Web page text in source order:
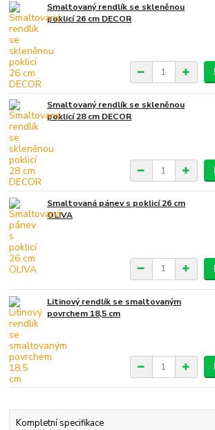
Smaltovaný rendlík se skleněnou
poklicí 26 cm DECOR
Smaltovaný rendlík se skleněnou
poklicí 28 cm DECOR
Smaltovaná pánev s poklicí 26 cm
OLIVA
Litinový rendlík se smaltovaným
povrchem 18,5 cm
Kompletní specifikace